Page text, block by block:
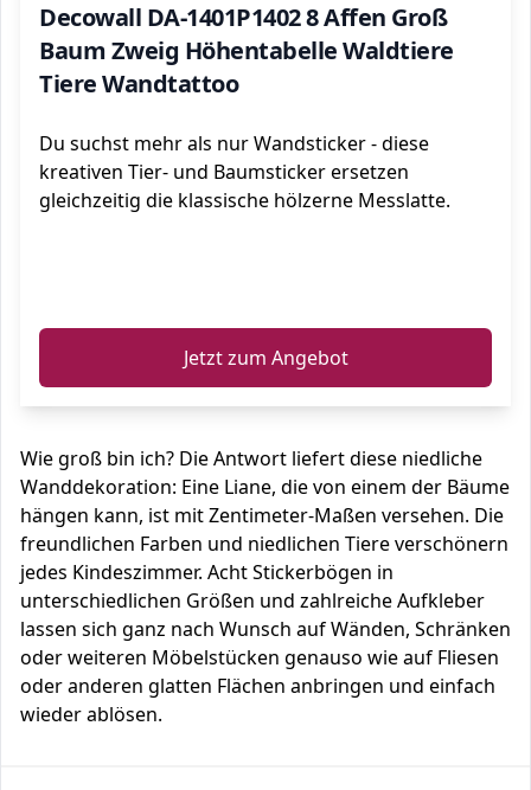
Decowall DA-1401P1402 8 Affen Groß
Baum Zweig Höhentabelle Waldtiere
Tiere Wandtattoo
Du suchst mehr als nur Wandsticker - diese
kreativen Tier- und Baumsticker ersetzen
gleichzeitig die klassische hölzerne Messlatte.
Jetzt zum Angebot
Wie groß bin ich? Die Antwort liefert diese niedliche
Wanddekoration: Eine Liane, die von einem der Bäume
hängen kann, ist mit Zentimeter-Maßen versehen. Die
freundlichen Farben und niedlichen Tiere verschönern
jedes Kindeszimmer. Acht Stickerbögen in
unterschiedlichen Größen und zahlreiche Aufkleber
lassen sich ganz nach Wunsch auf Wänden, Schränken
oder weiteren Möbelstücken genauso wie auf Fliesen
oder anderen glatten Flächen anbringen und einfach
wieder ablösen.